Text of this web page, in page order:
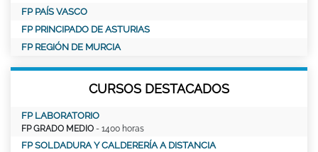
FP PAÍS VASCO
FP PRINCIPADO DE ASTURIAS
FP REGIÓN DE MURCIA
CURSOS DESTACADOS
FP LABORATORIO
FP GRADO MEDIO - 1400 horas
FP SOLDADURA Y CALDERERÍA A DISTANCIA